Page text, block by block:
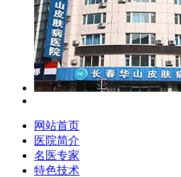
网站首页
医院简介
名医专家
特色技术